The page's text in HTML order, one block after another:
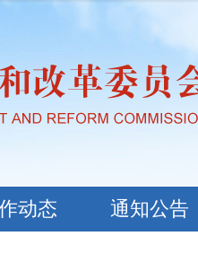
动态 通知公告